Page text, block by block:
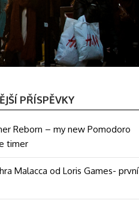
PŘÍSPĚVKY
Reborn – my new Pomodoro
timer
Malacca od Loris Games- první